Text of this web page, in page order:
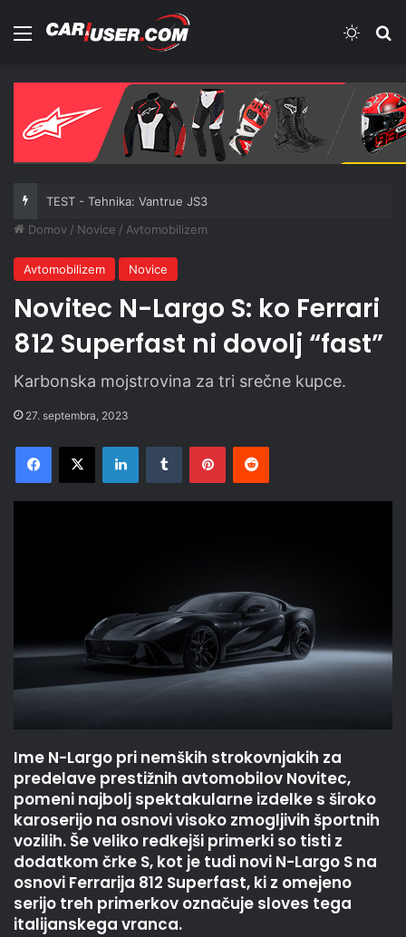
Meni
TEST - Tehnika: Vantrue JS3
Domov / Novice / Avtomobilizem
Avtomobilizem Novice
Novitec N-Largo S: ko Ferrari
812 Superfast ni dovolj “fast”
Karbonska mojstrovina za tri srečne kupce.
27. septembra, 2023
Facebook
X LinkedInTumblr PinterestReddit
Ime N-Largo pri nemških strokovnjakih za
predelave prestižnih avtomobilov Novitec,
pomeni najbolj spektakularne izdelke s široko
karoserijo na osnovi visoko zmogljivih športnih
vozilih. Še veliko redkejši primerki so tisti z
dodatkom črke S, kot je tudi novi N-Largo S na
osnovi Ferrarija 812 Superfast, ki z omejeno
serijo treh primerkov označuje sloves tega
italijanskega vranca.